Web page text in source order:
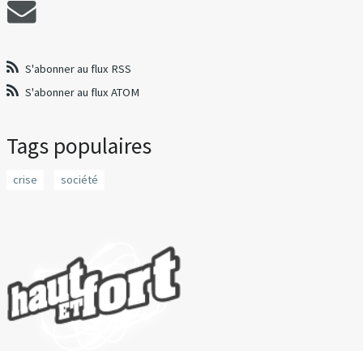
S'abonner au flux RSS
S'abonner au flux ATOM
Tags populaires
crise société